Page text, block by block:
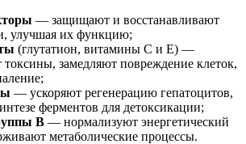
— защищают и восстанавливают
улучшая их функцию;
(глутатион, витамины С и Е) —
токсины, замедляют повреждение клеток,
— ускоряют регенерацию гепатоцитов,
ферментов для детоксикации;
В — нормализуют энергетический
метаболические процессы.